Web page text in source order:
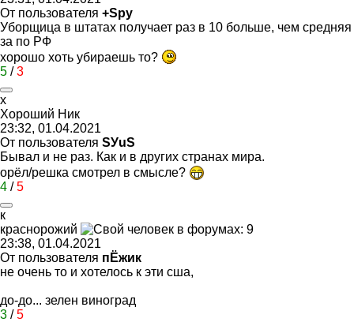
От пользователя +Spy
Уборщица в штатах получает раз в 10 больше, чем средняя
за по РФ
хорошо хоть убираешь то?
5 /3
х
Хороший Ник
23:32, 01.04.2021
От пользователя SУuS
Бывал и не раз. Как и в других странах мира.
орёл/решка смотрел в смысле?
4 /5
к
краснорожий
23:38, 01.04.2021
От пользователя пЁжик
не очень то и хотелось к эти сша,
до-до... зелен виноград
3 /5